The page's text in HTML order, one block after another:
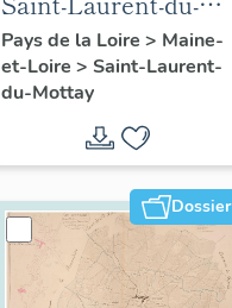
Mottay :
présentation de la
commune
Pays de la Loire > Maine-
et-Loire > Saint-Laurent-
du-Mottay
Dossier